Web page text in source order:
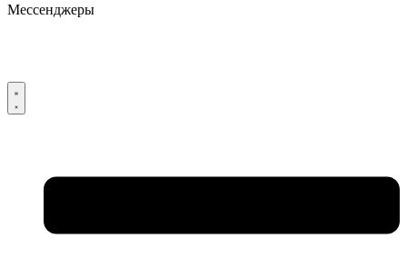
Мессенджеры